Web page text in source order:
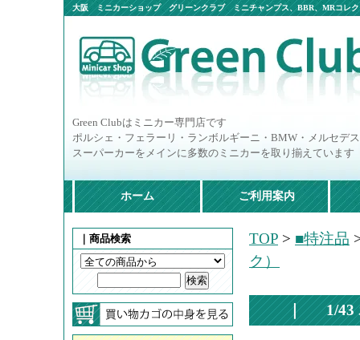
大阪 ミニカーショップ グリーンクラブ ミニチャンプス、BBR、MRコレ
Green Clubはミニカー専門店です
ポルシェ・フェラーリ・ランボルギーニ・BMW・メルセデ
スーパーカーをメインに多数のミニカーを取り揃えています
ホーム ご利用案内
｜商品検索 TOP > ■特注品
ク）
｜ 1/43